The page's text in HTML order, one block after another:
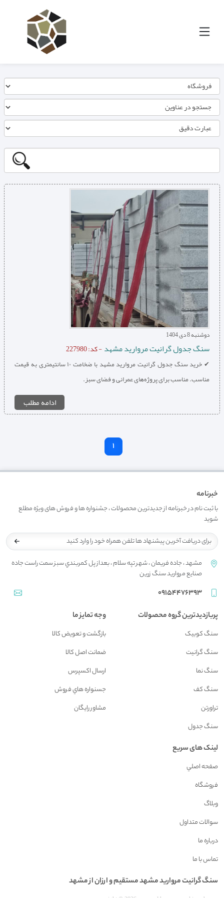
دوشنبه 8 دی 1404
سنگ جدول گرانیت مروارید مشهد- کد: 227980
✔ خرید سنگ جدول گرانیت مروارید مشهد با ضخامت ۱۰ سانتیمتری به قیمت
مناسب. مناسب برای پروژه‌های عمرانی و فضای سبز.
ادامه مطلب
1
خبرنامه
با ثبت نام در خبرنامه از جدیدترین محصولات ، جشنواره ها و فروش های ویژه مطلع
شوید
مشهد ، جاده فريمان ، شهر تپه سلام ، بعداز پل کمربندي سبز سمت راست جاده
صنايع مرواريد سنگ زرين
09154476393
پربازدیدترین گروه محصولات
سنگ کوبیک
سنگ گرانیت
سنگ نما
سنگ کف
تراورتن
سنگ جدول
وجه تمایز ما
بازگشت و تعويض کالا
ضمانت اصل کالا
ارسال اکسپرس
جسنواره هاي فروش
مشاور رايگان
لینک های سریع
صفحه اصلي
فروشگاه
وبلاگ
سوالات متداول
درباره ما
تماس با ما
سنگ گرانيت مرواريد مشهد مستقیم و ارزان از مشهد